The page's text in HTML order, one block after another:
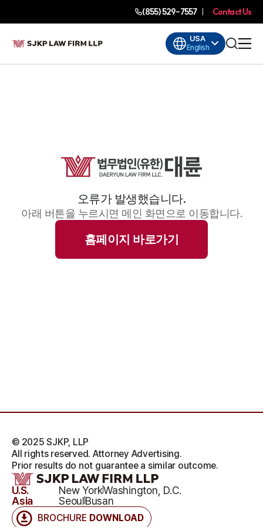
(855) 529-7557 Contact Us
USA
English
오류가 발생했습니다.
아래 버튼을 누르시면 메인 화면으로 이동합니다.
홈페이지 바로가기
BROCHURE DOWNLOAD
U.S. New YorkWashington, D.C.
Asia
SeoulBusan
© 2025 SJKP, LLP
All rights reserved. Attorney Advertising.
Prior results do not guarantee a similar outcome.